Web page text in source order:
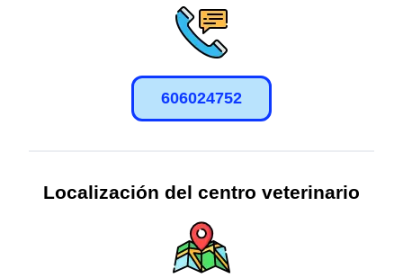
606024752
Localización del centro veterinario